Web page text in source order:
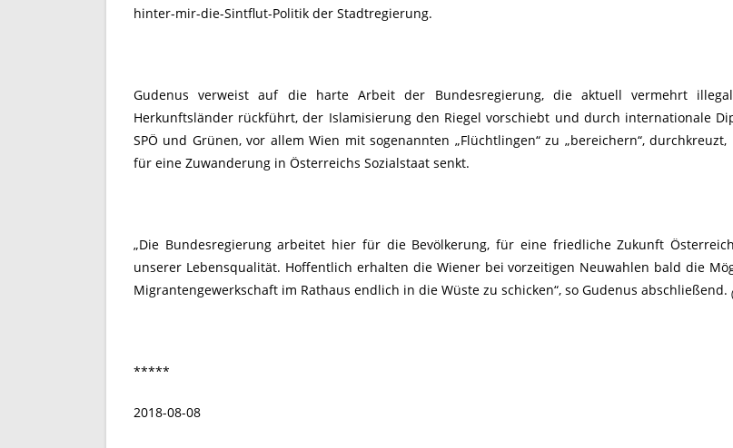
hinter-mir-die-Sintflut-Politik der Stadtregierung.
Gudenus verweist auf die harte Arbeit der Bundesregierung, die aktuell vermehrt
Herkunftsländer rückführt, der Islamisierung den Riegel vorschiebt und durch internationale
SPÖ und Grünen, vor allem Wien mit sogenannten „Flüchtlingen“ zu „bereichern“,
für eine Zuwanderung in Österreichs Sozialstaat senkt.
„Die Bundesregierung arbeitet hier für die Bevölkerung, für eine friedliche Zukunft
unserer Lebensqualität. Hoffentlich erhalten die Wiener bei vorzeitigen Neuwahlen bald die
Migrantengewerkschaft im Rathaus endlich in die Wüste zu schicken“, so Gudenus abschließend.
*****
2018-08-08